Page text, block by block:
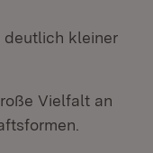
deutlich kleiner
Vielfalt an